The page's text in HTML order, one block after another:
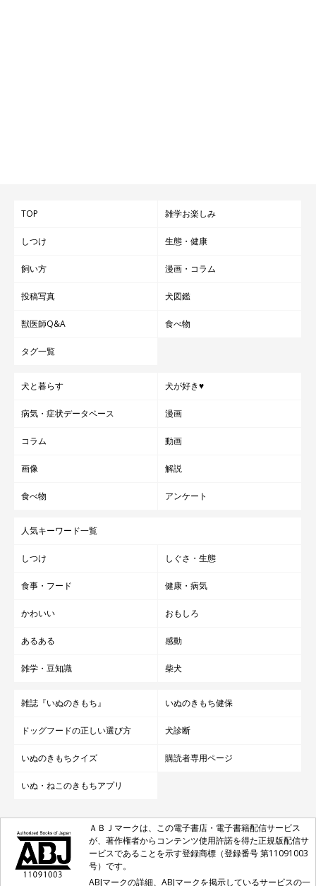
TOP 雑学お楽しみ
しつけ 生態・健康
飼い方 漫画・コラム
投稿写真 犬図鑑
獣医師Q&A 食べ物
タグ一覧
犬と暮らす 犬が好き♥
病気・症状データベース 漫画
コラム 動画
画像 解説
食べ物 アンケート
人気キーワード一覧
しつけ しぐさ・生態
食事・フード 健康・病気
かわいい おもしろ
あるある 感動
雑学・豆知識 柴犬
雑誌『いぬのきもち』 いぬのきもち健保
ドッグフードの正しい選び方 犬診断
いぬのきもちクイズ 購読者専用ページ
いぬ・ねこのきもちアプリ
ＡＢＪマークは、この電子書店・電子書籍配信サービス
が、著作権者からコンテンツ使用許諾を得た正規版配信サ
ービスであることを示す登録商標（登録番号 第11091003
号）です。
ABJマークの詳細、ABJマークを掲示しているサービスの一